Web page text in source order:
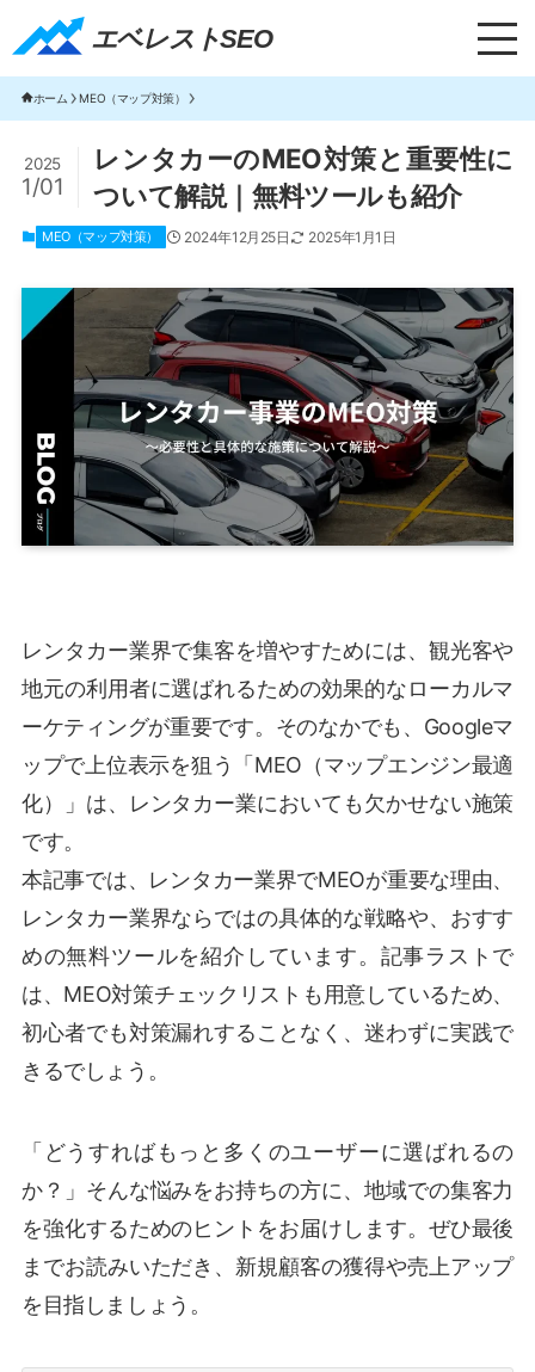
エベレストSEO
エベレストSEO｜TOP
ホーム MEO（マップ対策）
レンタカーのMEO対策と重要性に
ついて解説｜無料ツールも紹介
2025
1/01
MEO（マップ対策） 2024年12月25日 2025年1月1日
レンタカー業界で集客を増やすためには、観光客や
地元の利用者に選ばれるための効果的なローカルマ
ーケティングが重要です。そのなかでも、Googleマ
ップで上位表示を狙う「MEO（マップエンジン最適
化）」は、レンタカー業においても欠かせない施策
です。
本記事では、レンタカー業界でMEOが重要な理由、
レンタカー業界ならではの具体的な戦略や、おすす
めの無料ツールを紹介しています。記事ラストで
は、MEO対策チェックリストも用意しているため、
初心者でも対策漏れすることなく、迷わずに実践で
きるでしょう。
「どうすればもっと多くのユーザーに選ばれるの
か？」そんな悩みをお持ちの方に、地域での集客力
を強化するためのヒントをお届けします。ぜひ最後
までお読みいただき、新規顧客の獲得や売上アップ
を目指しましょう。